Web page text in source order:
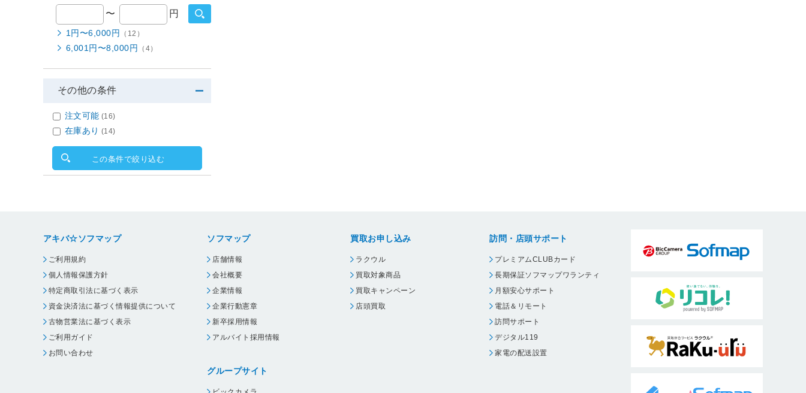
〜 円
1円〜6,000円 （12）
6,001円〜8,000円 （4）
その他の条件
注文可能 (16)
在庫あり (14)
この条件で絞り込む
アキバ☆ソフマップ
ご利用規約
個人情報保護方針
特定商取引法に基づく表示
資金決済法に基づく情報提供について
古物営業法に基づく表示
ご利用ガイド
お問い合わせ
ソフマップ
店舗情報
会社概要
企業情報
企業行動憲章
新卒採用情報
アルバイト採用情報
グループサイト
買取お申し込み
ラクウル
買取対象商品
買取キャンペーン
店頭買取
訪問・店頭サポート
プレミアムCLUBカード
長期保証ソフマップワランティ
月額安心サポート
電話＆リモート
訪問サポート
デジタル119
家電の配送設置